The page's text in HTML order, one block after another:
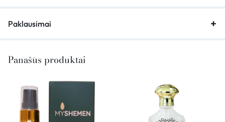
Paklausimai
Panašūs produktai